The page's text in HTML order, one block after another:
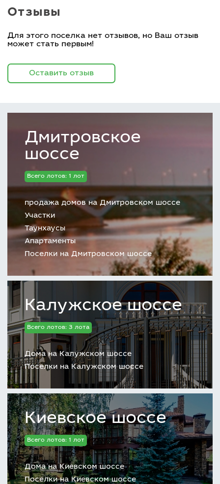
Отзывы
Для этого поселка нет отзывов, но Ваш отзыв
может стать первым!
Оставить отзыв
Дмитровское
шоссе
Всего лотов: 1 лот
продажа домов на Дмитровском шоссе
Участки
Таунхаусы
Апартаменты
Поселки на Дмитровском шоссе
Калужское шоссе
Всего лотов: 3 лота
Дома на Калужском шоссе
Поселки на Калужском шоссе
Киевское шоссе
Всего лотов: 1 лот
Дома на Киевском шоссе
Поселки на Киевском шоссе